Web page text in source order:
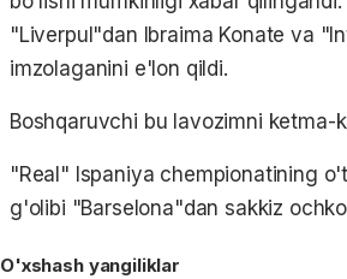
"Liverpul"dan Ibraima Konate va
imzolaganini e'lon qildi.
Boshqaruvchi bu lavozimni ketma-
"Real" Ispaniya chempionatining
g'olibi "Barselona"dan sakkiz
O'xshash yangiliklar